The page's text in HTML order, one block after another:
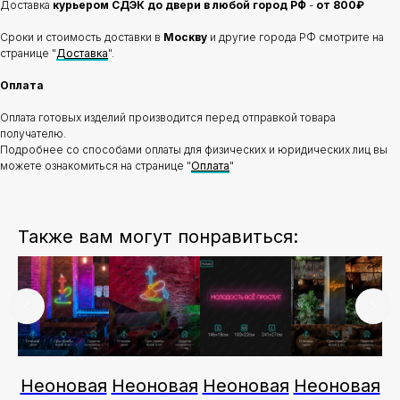
Доставка курьером СДЭК до двери в любой город РФ - от 800₽
Сроки и стоимость доставки в Москву и другие города РФ смотрите на
странице "Доставка".
Оплата
Оплата готовых изделий производится перед отправкой товара
получателю.
Подробнее со способами оплаты для физических и юридических лиц вы
можете ознакомиться на странице "Оплата"
Также вам могут понравиться:
Неоновая Неоновая Неоновая Неоновая